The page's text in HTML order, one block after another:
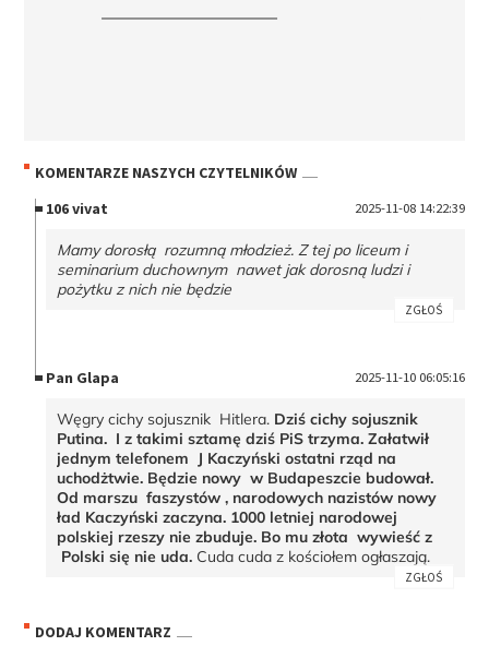
KOMENTARZE NASZYCH CZYTELNIKÓW
106 vivat
2025-11-08 14:22:39
Mamy dorosłą rozumną młodzież. Z tej po liceum i
seminarium duchownym nawet jak dorosną ludzi i
pożytku z nich nie będzie
ZGŁOŚ
Pan Glapa 2025-11-10 06:05:16
Węgry cichy sojusznik Hitlera. Dziś cichy sojusznik
Putina. I z takimi sztamę dziś PiS trzyma. Załatwił
jednym telefonem J Kaczyński ostatni rząd na
uchodżtwie. Będzie nowy w Budapeszcie budował.
Od marszu faszystów , narodowych nazistów nowy
ład Kaczyński zaczyna. 1000 letniej narodowej
polskiej rzeszy nie zbuduje. Bo mu złota wywieść z
Polski się nie uda. Cuda cuda z kościołem ogłaszają.
ZGŁOŚ
DODAJ KOMENTARZ